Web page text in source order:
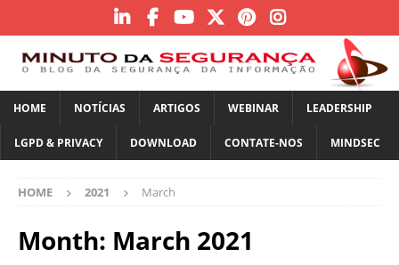
HOME NOTÍCIAS ARTIGOS WEBINAR LEADERSHIP
LGPD & PRIVACY DOWNLOAD CONTATE-NOS MINDSEC
HOME 2021 March
Month: March 2021